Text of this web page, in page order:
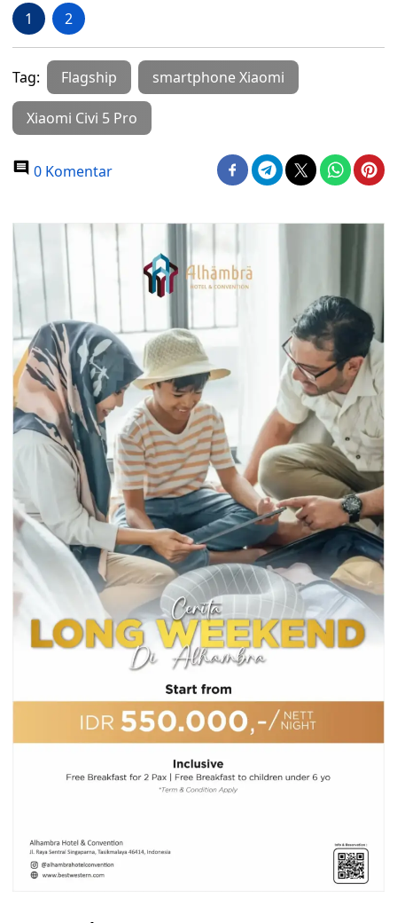
1 2
Tag: Flagship smartphone Xiaomi
Xiaomi Civi 5 Pro
0 Komentar